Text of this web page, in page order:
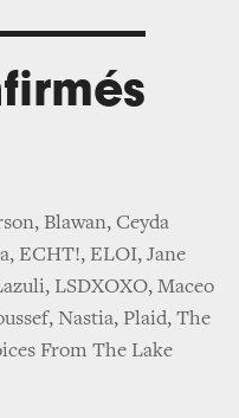
Blawan, Ceyda
ECHT!, ELOI, Jane
LSDXOXO, Maceo
Nastia, Plaid, The
From The Lake